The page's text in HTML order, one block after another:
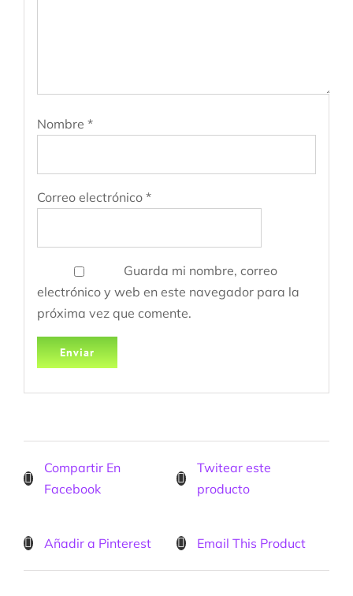
Nombre *
Correo electrónico *
Guarda mi nombre, correo
electrónico y web en este navegador para la
próxima vez que comente.
Compartir En
Facebook
Twitear este
producto
Añadir a Pinterest Email This Product